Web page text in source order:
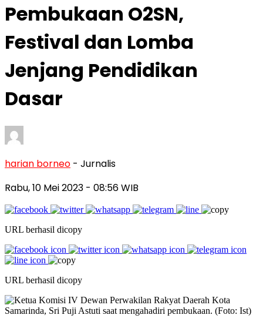
Pembukaan O2SN,
Festival dan Lomba
Jenjang Pendidikan
Dasar
harian borneo - Jurnalis
Rabu, 10 Mei 2023 - 08:56 WIB
URL berhasil dicopy
URL berhasil dicopy